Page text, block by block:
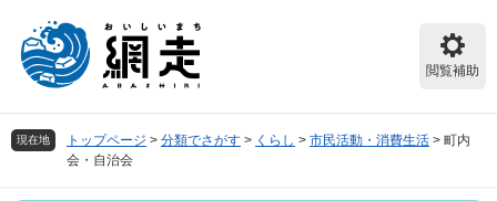
頭
で
飛
ば
閲覧補助
現在地 トップページ > 分類でさがす > くらし > 市民活動・消費生活 > 町内
会・自治会